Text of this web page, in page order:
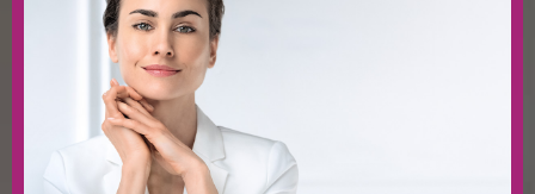
SOLENNE ET SON
ÉQUIPE